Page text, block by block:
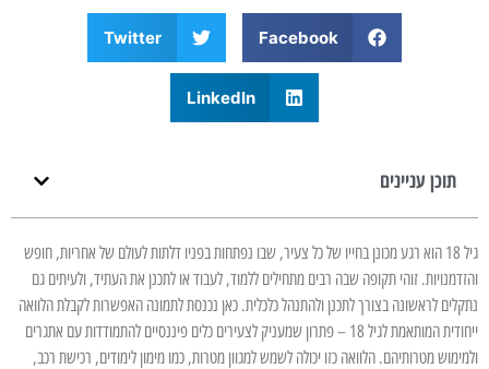
Facebook
Twitter
LinkedIn
תוכן עניינים
גיל 18 הוא רגע מכונן בחייו של כל צעיר, שבו נפתחות בפניו דלתות לעולם של אחריות, חופש
והזדמנויות. זוהי תקופה שבה רבים מתחילים ללמוד, לעבוד או לתכנן את העתיד, ולעיתים גם
נתקלים לראשונה בצורך לתכנן ולהתנהל כלכלית. כאן נכנסת לתמונה האפשרות לקבלת הלוואה
ייחודית המותאמת לגיל 18 – פתרון שמעניק לצעירים כלים פיננסיים להתמודדות עם אתגרים
ולמימוש מטרותיהם. הלוואה כזו יכולה לשמש למגוון מטרות, כמו מימון לימודים, רכישת רכב,